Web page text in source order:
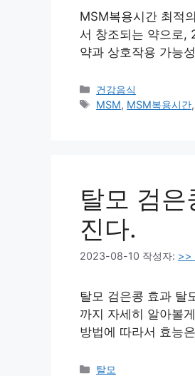
MSM복용시간 최적
서 창조되는 약으로
약과 상호작용 가능
카
테
건강음식
태
MSM, MSM복용시간,
탈모 검
진다.
2023-08-10 작성자: >>
탈모 검은콩 효과 탈
까지 자세히 알아볼
방법에 따라서 효능
카
탈모